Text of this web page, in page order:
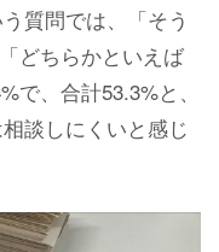
質問では、「そう
どちらかといえば
で、合計53.3%と、
談しにくいと感じ